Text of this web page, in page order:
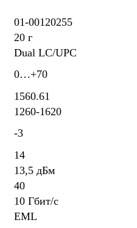
01-00120255
20 г
Dual LC/UPC
0…+70
1560.61
1260-1620
-3
14
13,5 дБм
40
10 Гбит/с
EML